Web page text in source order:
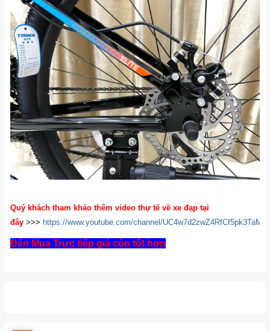
Quý khách tham khảo thêm video thự tế về xe đạp tại
đây >>> https://www.youtube.com/channel/
Đến Mua Trực tiếp giá còn tốt hơn